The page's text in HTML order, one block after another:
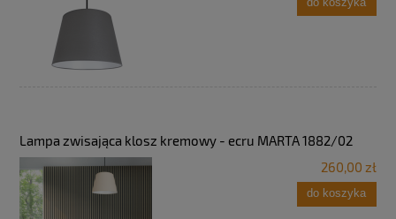
do koszyka
Lampa zwisająca klosz kremowy - ecru MARTA 1882/02
260,00 zł
do koszyka